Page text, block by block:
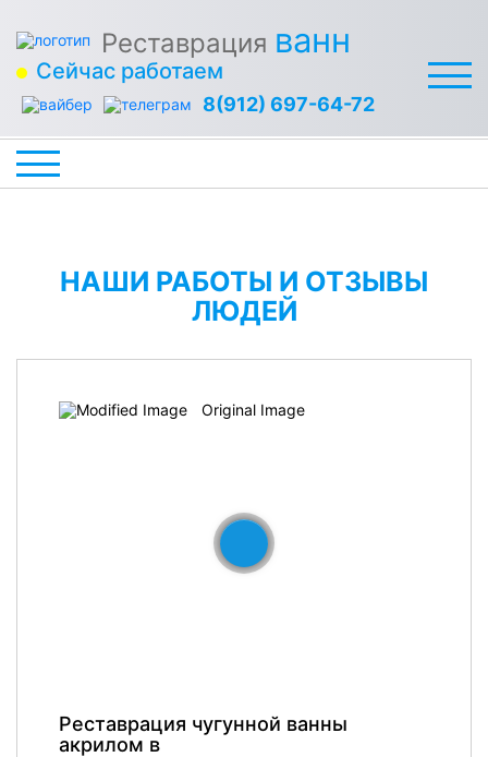
Реставрация ванн
Сейчас работаем
8(912) 697-64-72
НАШИ РАБОТЫ И ОТЗЫВЫ
ЛЮДЕЙ
Реставрация чугунной ванны
акрилом в